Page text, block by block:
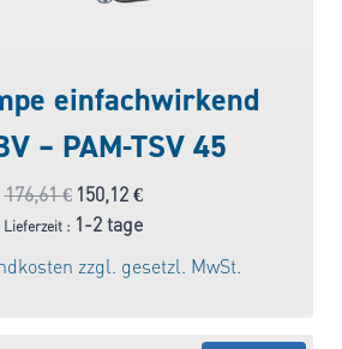
einfachwirkend
– PAM-TSV 45
176,61€ Ursprünglicher
Preis
war:
176,61 €
150,12 €Aktueller
Preis
Lieferzeit : 1-2 tage
zzgl. gesetzl. MwSt.